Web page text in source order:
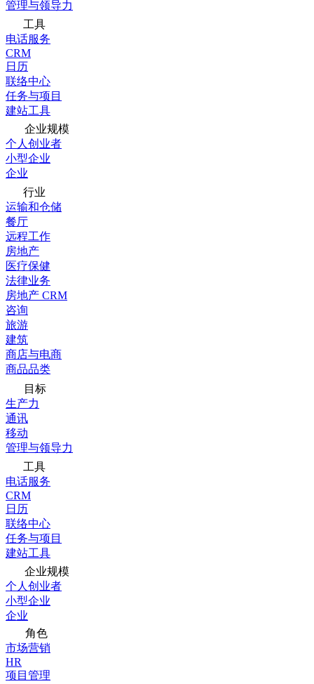
管理与领导力
工具
电话服务
CRM
日历
联络中心
任务与项目
建站工具
企业规模
个人创业者
小型企业
企业
行业
运输和仓储
餐厅
远程工作
房地产
医疗保健
法律业务
房地产 CRM
咨询
旅游
建筑
商店与电商
商品品类
目标
生产力
通讯
移动
管理与领导力
工具
电话服务
CRM
日历
联络中心
任务与项目
建站工具
企业规模
个人创业者
小型企业
企业
角色
市场营销
HR
项目管理